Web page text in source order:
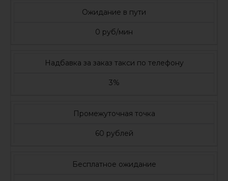
Ожидание в пути
0 руб/мин
Надбавка за заказ такси по телефону
3%
Промежуточная точка
60 рублей
Бесплатное ожидание